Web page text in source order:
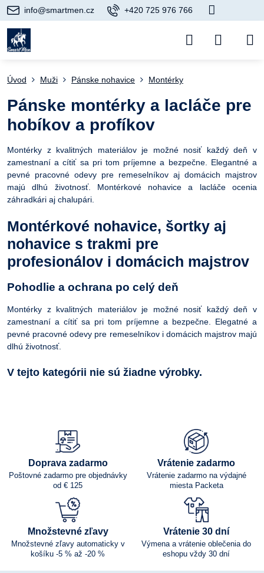
info@smartmen.cz +420 725 976 766
Úvod Muži Pánske nohavice Montérky
Pánske montérky a lacláče pre
hobíkov a profíkov
Montérky z kvalitných materiálov je možné nosiť každý deň v
zamestnaní a cítiť sa pri tom príjemne a bezpečne. Elegantné a
pevné pracovné odevy pre remeselníkov aj domácich majstrov
majú dlhú životnosť. Montérkové nohavice a lacláče ocenia
záhradkári aj chalupári.
Montérkové nohavice, šortky aj
nohavice s trakmi pre
profesionálov i domácich majstrov
Pohodlie a ochrana po celý deň
Montérky z kvalitných materiálov je možné nosiť každý deň v
zamestnaní a cítiť sa pri tom príjemne a bezpečne. Elegatné a
pevné pracovné odevy pre remeselníkov i domácich majstrov majú
dlhú životnosť.
Doprava zadarmo
Poštovné zadarmo pre objednávky
od € 125
Vrátenie zadarmo
Vrátenie zadarmo na výdajné
miesta Packeta
Množstevné zľavy
Množstevné zľavy automaticky v
košíku -5 % až -20 %
Vrátenie 30 dní
Výmena a vrátenie oblečenia do
eshopu vždy 30 dní